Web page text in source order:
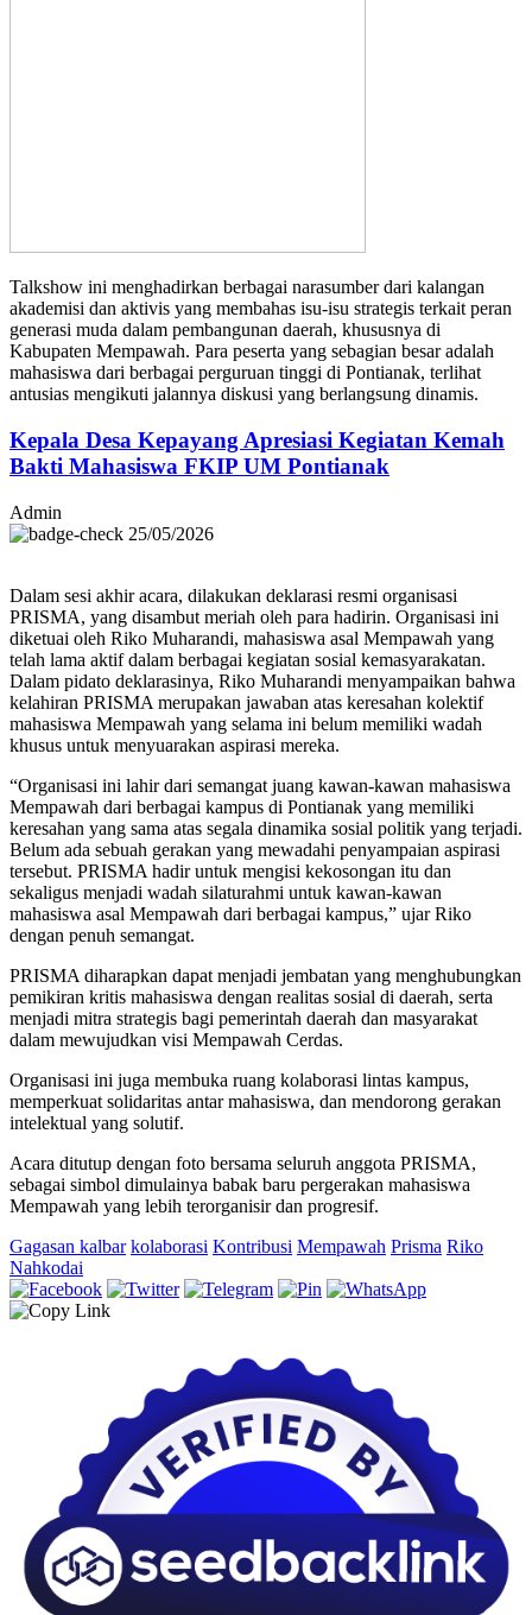
Talkshow ini menghadirkan berbagai narasumber dari kalangan
akademisi dan aktivis yang membahas isu-isu strategis terkait peran
generasi muda dalam pembangunan daerah, khususnya di
Kabupaten Mempawah. Para peserta yang sebagian besar adalah
mahasiswa dari berbagai perguruan tinggi di Pontianak, terlihat
antusias mengikuti jalannya diskusi yang berlangsung dinamis.
Kepala Desa Kepayang Apresiasi Kegiatan Kemah
Bakti Mahasiswa FKIP UM Pontianak
Admin
25/05/2026
Dalam sesi akhir acara, dilakukan deklarasi resmi organisasi
PRISMA, yang disambut meriah oleh para hadirin. Organisasi ini
diketuai oleh Riko Muharandi, mahasiswa asal Mempawah yang
telah lama aktif dalam berbagai kegiatan sosial kemasyarakatan.
Dalam pidato deklarasinya, Riko Muharandi menyampaikan bahwa
kelahiran PRISMA merupakan jawaban atas keresahan kolektif
mahasiswa Mempawah yang selama ini belum memiliki wadah
khusus untuk menyuarakan aspirasi mereka.
“Organisasi ini lahir dari semangat juang kawan-kawan mahasiswa
Mempawah dari berbagai kampus di Pontianak yang memiliki
keresahan yang sama atas segala dinamika sosial politik yang terjadi.
Belum ada sebuah gerakan yang mewadahi penyampaian aspirasi
tersebut. PRISMA hadir untuk mengisi kekosongan itu dan
sekaligus menjadi wadah silaturahmi untuk kawan-kawan
mahasiswa asal Mempawah dari berbagai kampus,” ujar Riko
dengan penuh semangat.
PRISMA diharapkan dapat menjadi jembatan yang menghubungkan
pemikiran kritis mahasiswa dengan realitas sosial di daerah, serta
menjadi mitra strategis bagi pemerintah daerah dan masyarakat
dalam mewujudkan visi Mempawah Cerdas.
Organisasi ini juga membuka ruang kolaborasi lintas kampus,
memperkuat solidaritas antar mahasiswa, dan mendorong gerakan
intelektual yang solutif.
Acara ditutup dengan foto bersama seluruh anggota PRISMA,
sebagai simbol dimulainya babak baru pergerakan mahasiswa
Mempawah yang lebih terorganisir dan progresif.
Gagasan kalbar kolaborasi Kontribusi Mempawah Prisma Riko
Nahkodai